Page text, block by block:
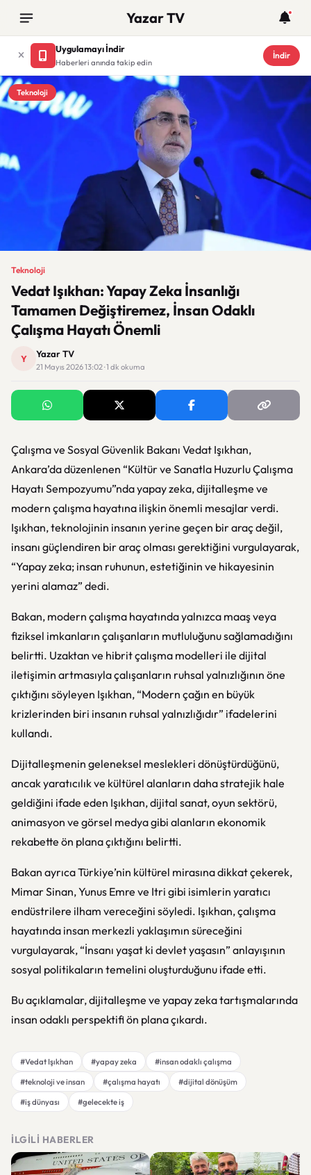
Yazar TV
Uygulamayı İndir
Haberleri anında takip edin
İndir
Teknoloji
Teknoloji
Vedat Işıkhan: Yapay Zeka İnsanlığı
Tamamen Değiştiremez, İnsan Odaklı
Çalışma Hayatı Önemli
Y Yazar TV
21 Mayıs 2026 13:02 · 1 dk okuma
Çalışma ve Sosyal Güvenlik Bakanı Vedat Işıkhan,
Ankara’da düzenlenen “Kültür ve Sanatla Huzurlu Çalışma
Hayatı Sempozyumu”nda yapay zeka, dijitalleşme ve
modern çalışma hayatına ilişkin önemli mesajlar verdi.
Işıkhan, teknolojinin insanın yerine geçen bir araç değil,
insanı güçlendiren bir araç olması gerektiğini vurgulayarak,
“Yapay zeka; insan ruhunun, estetiğinin ve hikayesinin
yerini alamaz” dedi.
Bakan, modern çalışma hayatında yalnızca maaş veya
fiziksel imkanların çalışanların mutluluğunu sağlamadığını
belirtti. Uzaktan ve hibrit çalışma modelleri ile dijital
iletişimin artmasıyla çalışanların ruhsal yalnızlığının öne
çıktığını söyleyen Işıkhan, “Modern çağın en büyük
krizlerinden biri insanın ruhsal yalnızlığıdır” ifadelerini
kullandı.
Dijitalleşmenin geleneksel meslekleri dönüştürdüğünü,
ancak yaratıcılık ve kültürel alanların daha stratejik hale
geldiğini ifade eden Işıkhan, dijital sanat, oyun sektörü,
animasyon ve görsel medya gibi alanların ekonomik
rekabette ön plana çıktığını belirtti.
Bakan ayrıca Türkiye’nin kültürel mirasına dikkat çekerek,
Mimar Sinan, Yunus Emre ve Itri gibi isimlerin yaratıcı
endüstrilere ilham vereceğini söyledi. Işıkhan, çalışma
hayatında insan merkezli yaklaşımın süreceğini
vurgulayarak, “İnsanı yaşat ki devlet yaşasın” anlayışının
sosyal politikaların temelini oluşturduğunu ifade etti.
Bu açıklamalar, dijitalleşme ve yapay zeka tartışmalarında
insan odaklı perspektifi ön plana çıkardı.
#Vedat Işıkhan #yapay zeka
#insan odaklı çalışma
#teknoloji ve insan
#çalışma hayatı
#dijital dönüşüm
#iş dünyası
#gelecekte iş
İLGILI HABERLER